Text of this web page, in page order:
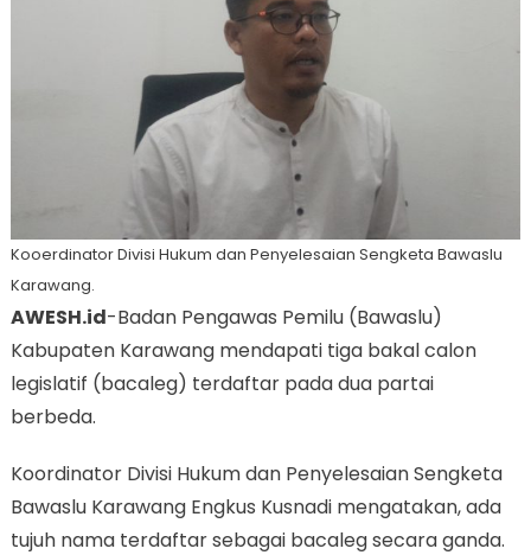
Kooerdinator Divisi Hukum dan Penyelesaian Sengketa Bawaslu
Karawang.
AWESH.id-Badan Pengawas Pemilu (Bawaslu)
Kabupaten Karawang mendapati tiga bakal calon
legislatif (bacaleg) terdaftar pada dua partai
berbeda.
Koordinator Divisi Hukum dan Penyelesaian Sengketa
Bawaslu Karawang Engkus Kusnadi mengatakan, ada
tujuh nama terdaftar sebagai bacaleg secara ganda.